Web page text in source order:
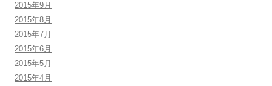
2015年9月
2015年8月
2015年7月
2015年6月
2015年5月
2015年4月